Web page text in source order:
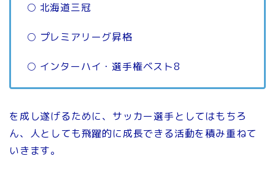
○ 北海道三冠
○ プレミアリーグ昇格
○ インターハイ・選手権ベスト8
を成し遂げるために、サッカー選手としてはもちろ
ん、人としても飛躍的に成長できる活動を積み重ねて
いきます。